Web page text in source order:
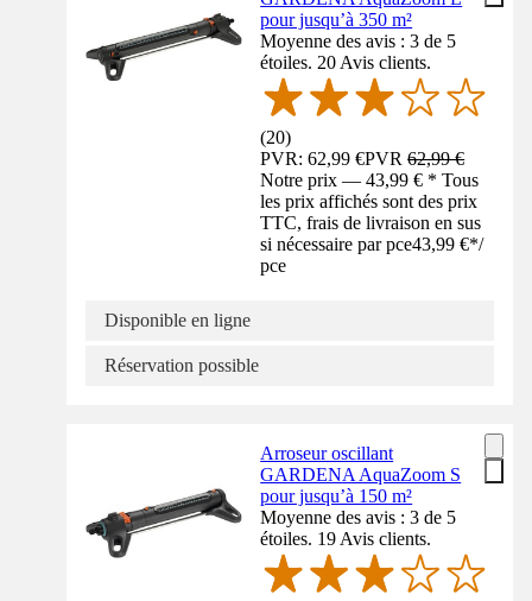
pour jusqu’à 350 m²
Moyenne des avis : 3 de 5
étoiles. 20 Avis clients.
(20)
PVR: 62,99 €PVR62,99 €
Notre prix — 43,99 € * Tous
les prix affichés sont des prix
TTC, frais de livraison en sus
si nécessaire par pce43,99 €*/
pce
Disponible en ligne
Réservation possible
Arroseur oscillant
GARDENA AquaZoom S
pour jusqu’à 150 m²
Moyenne des avis : 3 de 5
étoiles. 19 Avis clients.